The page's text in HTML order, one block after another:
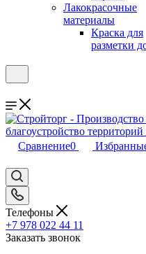
Лакокрасочные
материалы
Краска для
разметки
Сравнение0
Телефоны
+7 978 022 44 11
Заказать звонок